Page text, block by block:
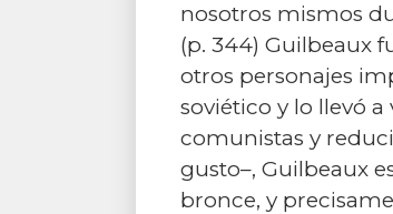
nosotros mismos
(p. 344) Guilbeaux
otros personajes
soviético y lo llevó
comunistas y
gusto–, Guilbeaux
bronce, y